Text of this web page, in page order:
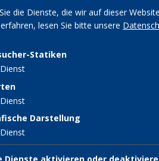
die Dienste, die wir auf dieser
lesen Sie bitte unsere
Statiken
Dienst
Dienst
Darstellung
Dienst